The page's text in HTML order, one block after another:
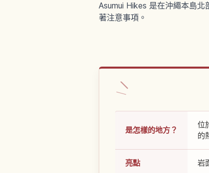
Asumui Hikes 是在沖繩本島
著注意事項。
是怎樣的地方？
位
的
亮點 岩